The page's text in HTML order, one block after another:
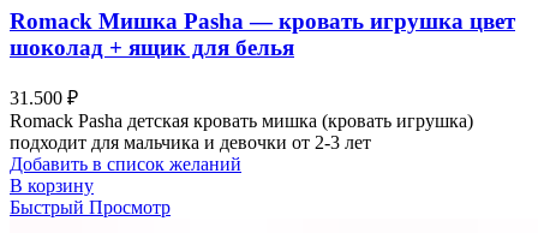
Romack Мишка Pasha — кровать игрушка цвет
шоколад + ящик для белья
31.500 ₽
Romack Pasha детская кровать мишка (кровать игрушка)
подходит для мальчика и девочки от 2-3 лет
Добавить в список желаний
В корзину
Быстрый Просмотр